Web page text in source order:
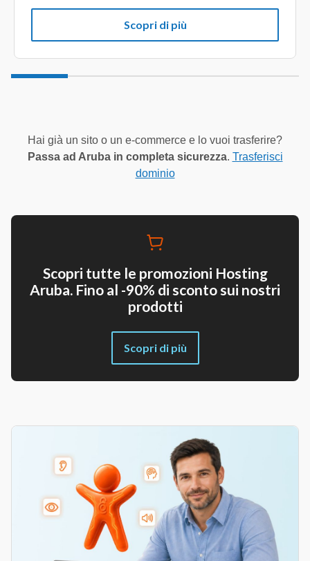
Scopri di più
Hai già un sito o un e-commerce e lo vuoi trasferire?
Passa ad Aruba in completa sicurezza. Trasferisci
dominio
Scopri tutte le promozioni Hosting
Aruba. Fino al -90% di sconto sui nostri
prodotti
Scopri di più